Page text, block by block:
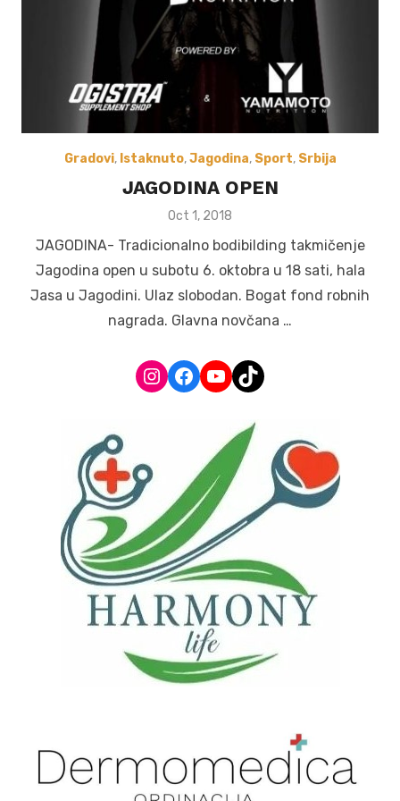
Gradovi, Istaknuto,Jagodina, Sport, Srbija
JAGODINA OPEN
Posted
Oct 1, 2018
JAGODINA- Tradicionalno bodibilding takmičenje
Jagodina open u subotu 6. oktobra u 18 sati, hala
Jasa u Jagodini. Ulaz slobodan. Bogat fond robnih
nagrada. Glavna novčana …
Instagram
Facebook
YouTube
TikTok